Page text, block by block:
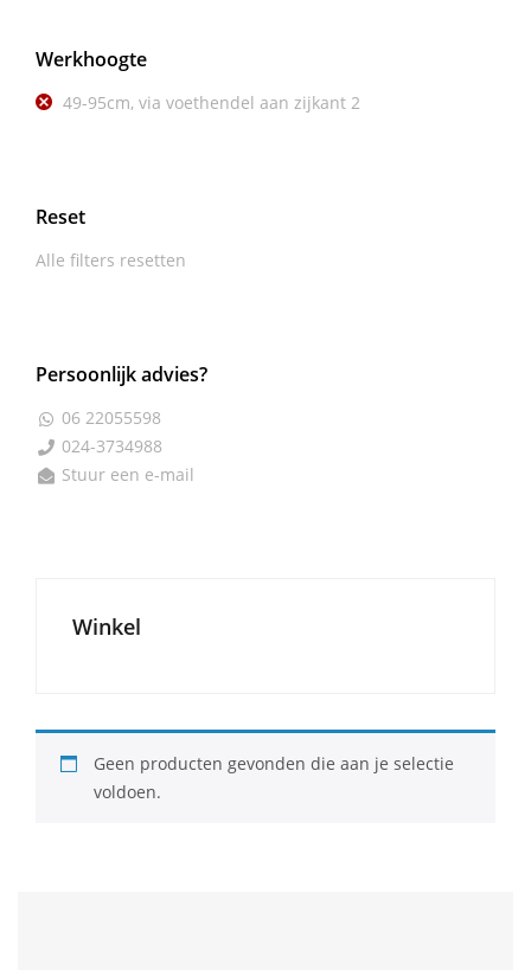
Werkhoogte
49-95cm, via voethendel aan zijkant 2
Reset
Alle filters resetten
Persoonlijk advies?
 06 22055598
 024-3734988
 Stuur een e-mail
Winkel
Geen producten gevonden die aan je selectie
voldoen.